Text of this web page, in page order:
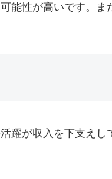
能性が高いです。
躍が収入を下支えし